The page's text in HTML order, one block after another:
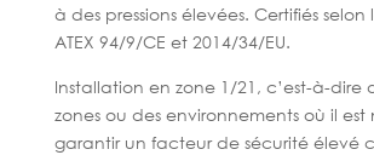
à des pressions élevées. Certifiés
ATEX 94/9/CE et 2014/34/EU.
Installation en zone 1/21, c’est-à-dire
zones ou des environnements où il est
garantir un facteur de sécurité élevé